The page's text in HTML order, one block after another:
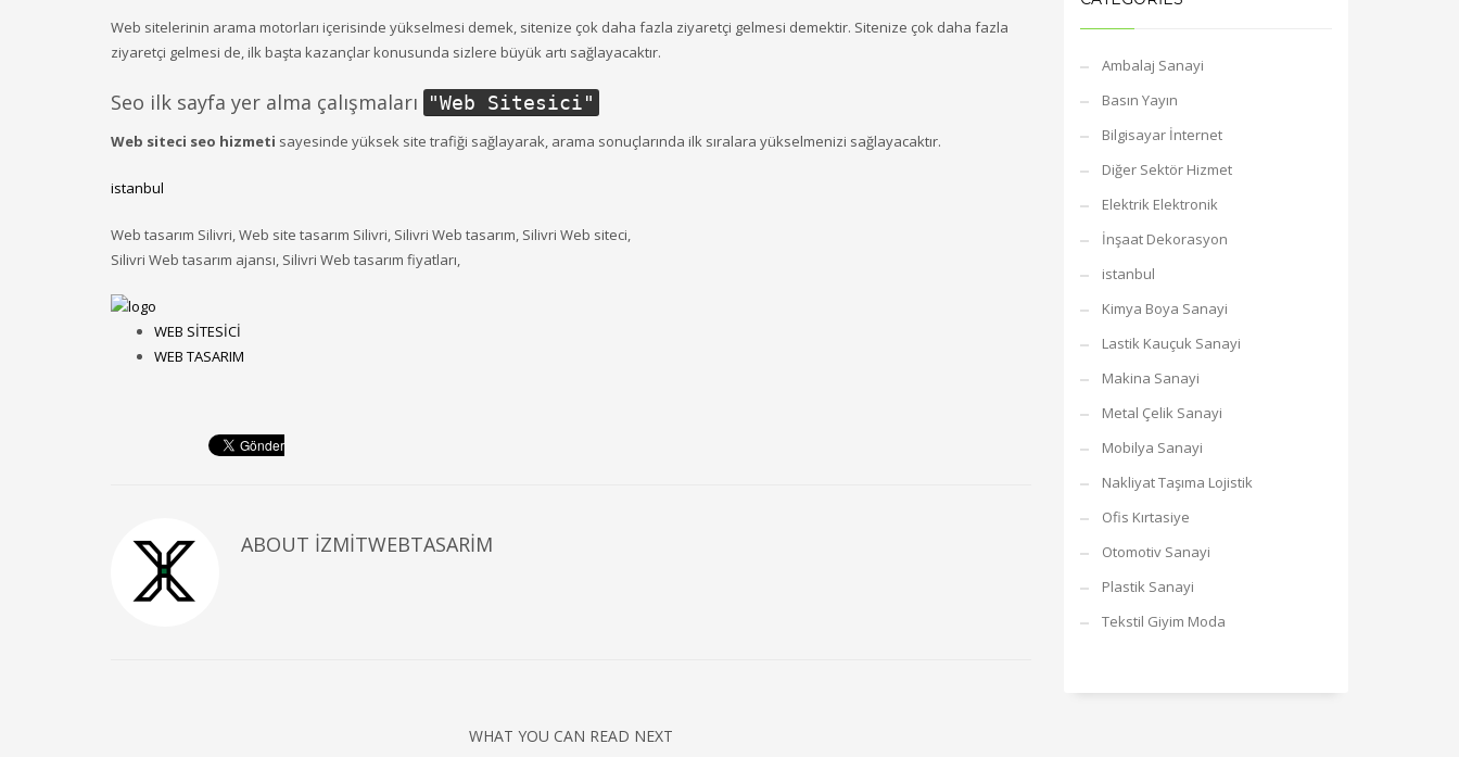
Web sitelerinin arama motorları içerisinde yükselmesi demek, sitenize çok daha fazla ziyaretçi gelmesi demektir. Sitenize çok daha fazla
ziyaretçi gelmesi de, ilk başta kazançlar konusunda sizlere büyük artı sağlayacaktır.
Seo ilk sayfa yer alma çalışmaları "Web Sitesici"
Web siteci seo hizmeti sayesinde yüksek site trafiği sağlayarak, arama sonuçlarında ilk sıralara yükselmenizi sağlayacaktır.
istanbul
Web tasarım Silivri, Web site tasarım Silivri, Silivri Web tasarım, Silivri Web siteci,
Silivri Web tasarım ajansı, Silivri Web tasarım fiyatları,
WEB SİTESİCİ
WEB TASARIM
ABOUT IZMITWEBTASARIM
WHAT YOU CAN READ NEXT
Ambalaj Sanayi
Basın Yayın
Bilgisayar İnternet
Diğer Sektör Hizmet
Elektrik Elektronik
İnşaat Dekorasyon
istanbul
Kimya Boya Sanayi
Lastik Kauçuk Sanayi
Makina Sanayi
Metal Çelik Sanayi
Mobilya Sanayi
Nakliyat Taşıma Lojistik
Ofis Kırtasiye
Otomotiv Sanayi
Plastik Sanayi
Tekstil Giyim Moda